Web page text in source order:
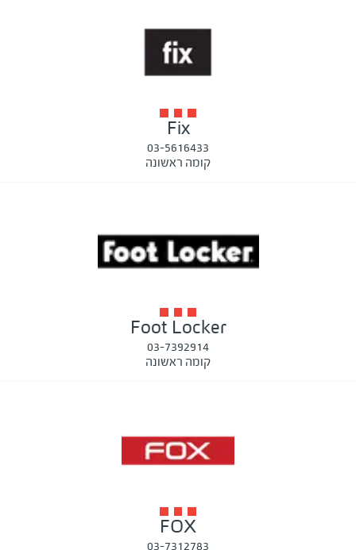
Fix
03-5616433
קומה ראשונה
Foot Locker
03-7392914
קומה ראשונה
FOX
03-7312783